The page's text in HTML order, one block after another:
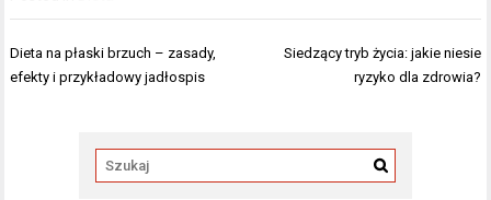
Nawigacja
wpisu
Dieta na płaski brzuch – zasady,
efekty i przykładowy jadłospis
Siedzący tryb życia: jakie niesie
ryzyko dla zdrowia?